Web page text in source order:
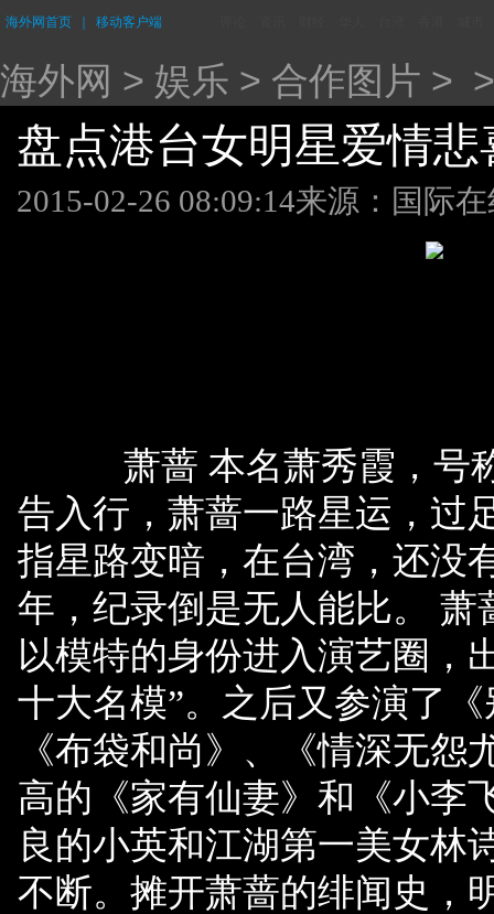
海外网首页 移动客户端
海外网 > 娱乐 > 合作图片 >
盘点港台女明星爱情
2015-02-26 08:09:14来源：国际
萧蔷 本名萧秀霞，号称
告入行，萧蔷一路星运，过
指星路变暗，在台湾，还没
年，纪录倒是无人能比。
以模特的身份进入演艺圈，
十大名模”。之后又参演了
《布袋和尚》、《情深无
高的《家有仙妻》和《小李
良的小英和江湖第一美女林
不断。摊开萧蔷的绯闻史，